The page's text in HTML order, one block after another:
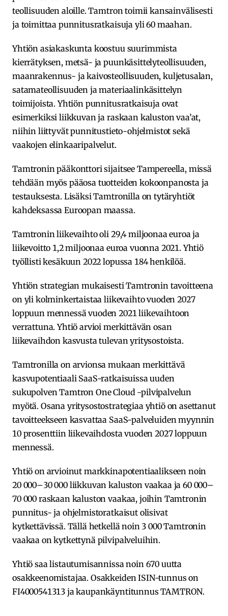
teollisuuden aloille. Tamtron toimii kansainvälisesti
ja toimittaa punnitusratkaisuja yli 60 maahan.
Yhtiön asiakaskunta koostuu suurimmista
kierrätyksen, metsä- ja puunkäsittelyteollisuuden,
maanrakennus- ja kaivosteollisuuden, kuljetusalan,
satamateollisuuden ja materiaalinkäsittelyn
toimijoista. Yhtiön punnitusratkaisuja ovat
esimerkiksi liikkuvan ja raskaan kaluston vaa’at,
niihin liittyvät punnitustieto-ohjelmistot sekä
vaakojen elinkaaripalvelut.
Tamtronin pääkonttori sijaitsee Tampereella, missä
tehdään myös pääosa tuotteiden kokoonpanosta ja
testauksesta. Lisäksi Tamtronilla on tytäryhtiöt
kahdeksassa Euroopan maassa.
Tamtronin liikevaihto oli 29,4 miljoonaa euroa ja
liikevoitto 1,2 miljoonaa euroa vuonna 2021. Yhtiö
työllisti kesäkuun 2022 lopussa 184 henkilöä.
Yhtiön strategian mukaisesti Tamtronin tavoitteena
on yli kolminkertaistaa liikevaihto vuoden 2027
loppuun mennessä vuoden 2021 liikevaihtoon
verrattuna. Yhtiö arvioi merkittävän osan
liikevaihdon kasvusta tulevan yritysostoista.
Tamtronilla on arvionsa mukaan merkittävä
kasvupotentiaali SaaS-ratkaisuissa uuden
sukupolven Tamtron One Cloud -pilvipalvelun
myötä. Osana yritysostostrategiaa yhtiö on asettanut
tavoitteekseen kasvattaa SaaS-palveluiden myynnin
10 prosenttiin liikevaihdosta vuoden 2027 loppuun
mennessä.
Yhtiö on arvioinut markkinapotentiaalikseen noin
20 000–30 000 liikkuvan kaluston vaakaa ja 60 000–
70 000 raskaan kaluston vaakaa, joihin Tamtronin
punnitus- ja ohjelmistoratkaisut olisivat
kytkettävissä. Tällä hetkellä noin 3 000 Tamtronin
vaakaa on kytkettynä pilvipalveluihin.
Yhtiö saa listautumisannissa noin 670 uutta
osakkeenomistajaa. Osakkeiden ISIN-tunnus on
FI4000541313 ja kaupankäyntitunnus TAMTRON.